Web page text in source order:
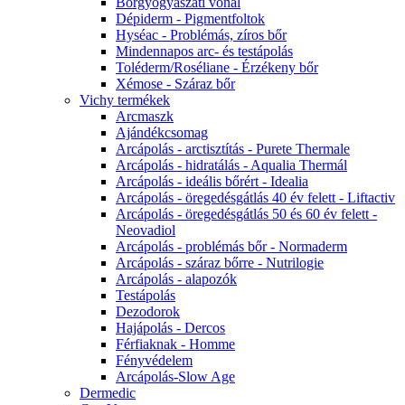
Dépiderm - Pigmentfoltok
Hyséac - Problémás, zíros bőr
Mindennapos arc- és testápolás
Toléderm/Roséliane - Érzékeny bőr
Xémose - Száraz bőr
Vichy termékek
Arcmaszk
Ajándékcsomag
Arcápolás - arctisztítás - Purete Thermale
Arcápolás - hidratálás - Aqualia Thermál
Arcápolás - ideális bőrért - Idealia
Arcápolás - öregedésgátlás 40 év felett - Liftactiv
Arcápolás - öregedésgátlás 50 és 60 év felett -
Neovadiol
Arcápolás - problémás bőr - Normaderm
Arcápolás - száraz bőrre - Nutrilogie
Arcápolás - alapozók
Testápolás
Dezodorok
Hajápolás - Dercos
Férfiaknak - Homme
Fényvédelem
Arcápolás-Slow Age
Dermedic